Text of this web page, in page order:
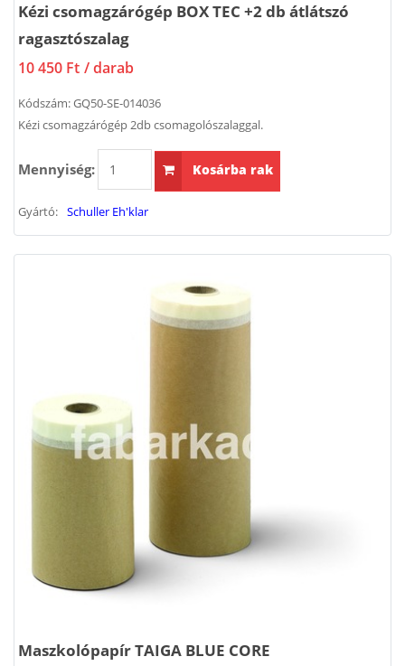
Kézi csomagzárógép BOX TEC +2 db átlátszó
ragasztószalag
10 450 Ft / darab
Kódszám:GQ50-SE-014036
Kézi csomagzárógép 2db csomagolószalaggal.
Mennyiség: Kosárba rak
Gyártó: Schuller Eh'klar
Maszkolópapír TAIGA BLUE CORE